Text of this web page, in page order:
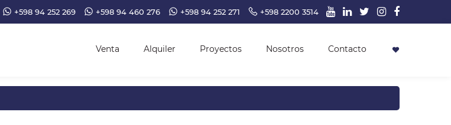
+598 94 252 269 +598 94 460 276 +598 94 252 271 +598 2200 3514
Venta Alquiler Proyectos Nosotros Contacto